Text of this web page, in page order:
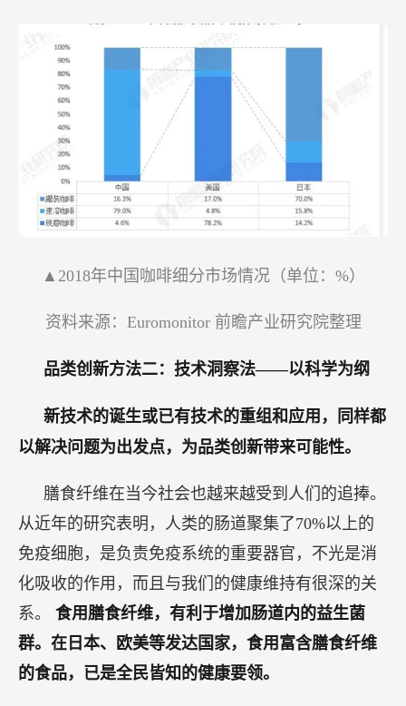
▲2018年中国咖啡细分市场情况（单位：%）
资料来源：Euromonitor 前瞻产业研究院整理
品类创新方法二：技术洞察法——以科学为纲
新技术的诞生或已有技术的重组和应用，同样都
以解决问题为出发点，为品类创新带来可能性。
膳食纤维在当今社会也越来越受到人们的追捧。
从近年的研究表明，人类的肠道聚集了70%以上的
免疫细胞，是负责免疫系统的重要器官，不光是消
化吸收的作用，而且与我们的健康维持有很深的关
系。 食用膳食纤维，有利于增加肠道内的益生菌
群。在日本、欧美等发达国家，食用富含膳食纤维
的食品，已是全民皆知的健康要领。